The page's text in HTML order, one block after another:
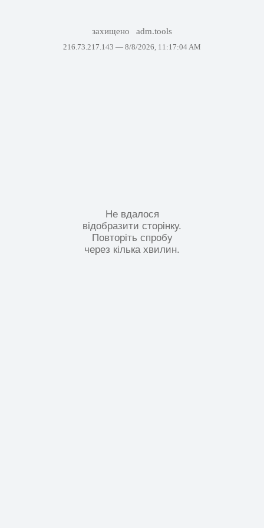
захищено adm.tools
216.73.217.143 — 8/8/2026, 11:17:04 AM
Не вдалося
відобразити сторінку.
Повторіть спробу
через кілька хвилин.